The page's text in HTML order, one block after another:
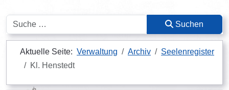
Suchen Suchen
Aktuelle Seite: Verwaltung Archiv
Seelenregister
Kl. Henstedt